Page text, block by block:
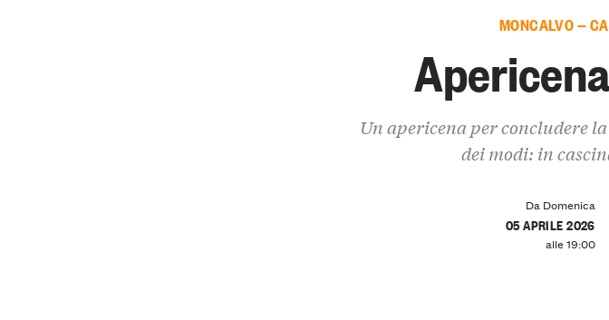
MONCALVO —
Un apericena per concludere
dei modi: in
Da Domenica
05 APRILE 2026
alle 19:00